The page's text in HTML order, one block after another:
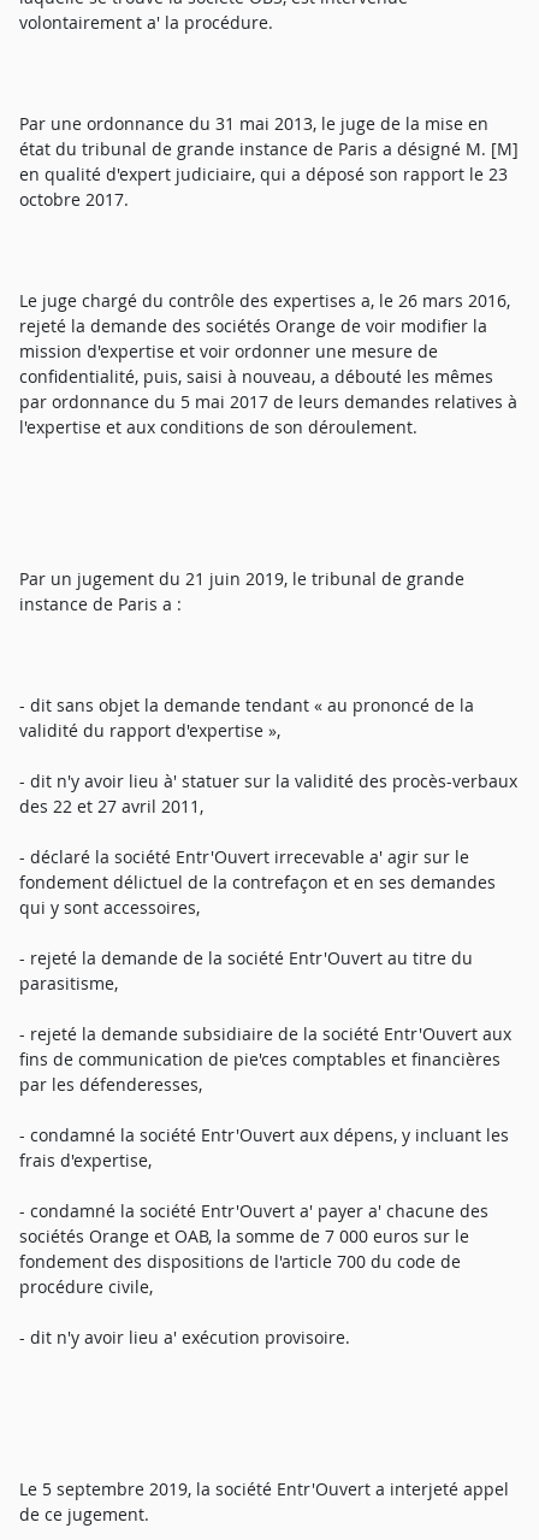
volontairement a' la procédure.
Par une ordonnance du 31 mai 2013, le juge de la mise en
état du tribunal de grande instance de Paris a désigné M. [M]
en qualité d'expert judiciaire, qui a déposé son rapport le 23
octobre 2017.
Le juge chargé du contrôle des expertises a, le 26 mars 2016,
rejeté la demande des sociétés Orange de voir modifier la
mission d'expertise et voir ordonner une mesure de
confidentialité, puis, saisi à nouveau, a débouté les mêmes
par ordonnance du 5 mai 2017 de leurs demandes relatives à
l'expertise et aux conditions de son déroulement.
Par un jugement du 21 juin 2019, le tribunal de grande
instance de Paris a :
- dit sans objet la demande tendant « au prononcé de la
validité du rapport d'expertise »,
- dit n'y avoir lieu à' statuer sur la validité des procès-verbaux
des 22 et 27 avril 2011,
- déclaré la société Entr'Ouvert irrecevable a' agir sur le
fondement délictuel de la contrefaçon et en ses demandes
qui y sont accessoires,
- rejeté la demande de la société Entr'Ouvert au titre du
parasitisme,
- rejeté la demande subsidiaire de la société Entr'Ouvert aux
fins de communication de pie'ces comptables et financières
par les défenderesses,
- condamné la société Entr'Ouvert aux dépens, y incluant les
frais d'expertise,
- condamné la société Entr'Ouvert a' payer a' chacune des
sociétés Orange et OAB, la somme de 7 000 euros sur le
fondement des dispositions de l'article 700 du code de
procédure civile,
- dit n'y avoir lieu a' exécution provisoire.
Le 5 septembre 2019, la société Entr'Ouvert a interjeté appel
de ce jugement.